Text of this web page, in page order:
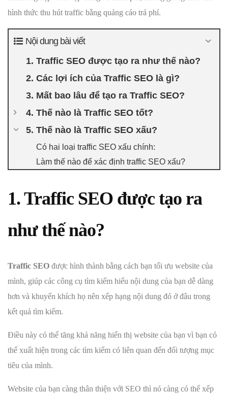
hình thức thu hút traffic bằng quảng cáo trả phí.
Nội dung bài viết
1. Traffic SEO được tạo ra như thế nào?
2. Các lợi ích của Traffic SEO là gì?
3. Mất bao lâu để tạo ra Traffic SEO?
4. Thế nào là Traffic SEO tốt?
5. Thế nào là Traffic SEO xấu?
Có hai loại traffic SEO xấu chính:
Làm thế nào để xác định traffic SEO xấu?
1. Traffic SEO được tạo ra
như thế nào?
Traffic SEO được hình thành bằng cách bạn tối ưu website của
mình, giúp các công cụ tìm kiếm hiểu nội dung của bạn dễ dàng
hơn và khuyến khích họ nên xếp hạng nội dung đó ở đâu trong
kết quả tìm kiếm.
Điều này có thể tăng khả năng hiển thị website của bạn vì bạn có
thể xuất hiện trong các tìm kiếm có liên quan đến đối tượng mục
tiêu của mình.
Website của bạn càng thân thiện với SEO thì nó càng có thể xếp